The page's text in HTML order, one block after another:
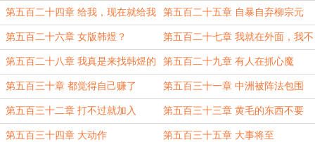
第五百二十四章 给我，现在就给我 第五百二十五章 自暴自弃柳宗元
第五百二十六章 女版韩煜？ 第五百二十七章 我就在外面，我不
进去
第五百二十八章 我真是来找韩煜的 第五百二十九章 有人在抓心魔
第五百三十章 都觉得自己赚了 第五百三十一章 中洲被阵法包围
第五百三十二章 打不过就加入 第五百三十三章 黄毛的东西不要
第五百三十四章 大动作 第五百三十五章 大事将至